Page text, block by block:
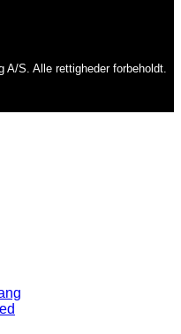
S. Alle rettigheder forbeholdt.